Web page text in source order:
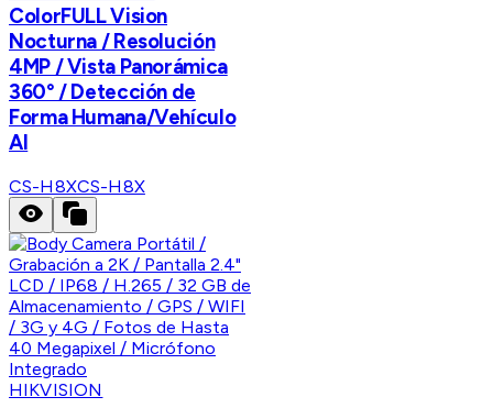
ColorFULL Vision
Nocturna / Resolución
4MP / Vista Panorámica
360° / Detección de
Forma Humana/Vehículo
AI
CS-H8XCS-H8X
HIKVISION